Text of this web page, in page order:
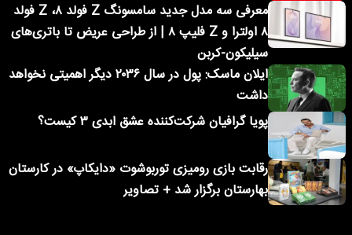
معرفی سه مدل جدید سامسونگ Z فولد ۸، Z فولد
۸ اولترا و Z فلیپ ۸ | از طراحی عریض تا باتری‌های
سیلیکون-کربن
ایلان ماسک: پول در سال ۲۰۳۶ دیگر اهمیتی نخواهد
داشت
پویا گرافیان شرکت‌کننده عشق ابدی ۳ کیست؟
رقابت بازی رومیزی توربوشوت «دایکاپ» در کارستان
بهارستان برگزار شد + تصاویر